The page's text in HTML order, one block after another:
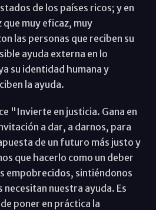
de los países ricos; y en
que muy eficaz, muy
las personas que reciben su
ayuda externa en lo
su identidad humana y
la ayuda.
"Invierte en justicia. Gana en
a dar, a darnos, para
de un futuro más justo y
que hacerlo como un deber
empobrecidos, sintiéndonos
necesitan nuestra ayuda. Es
poner en práctica la